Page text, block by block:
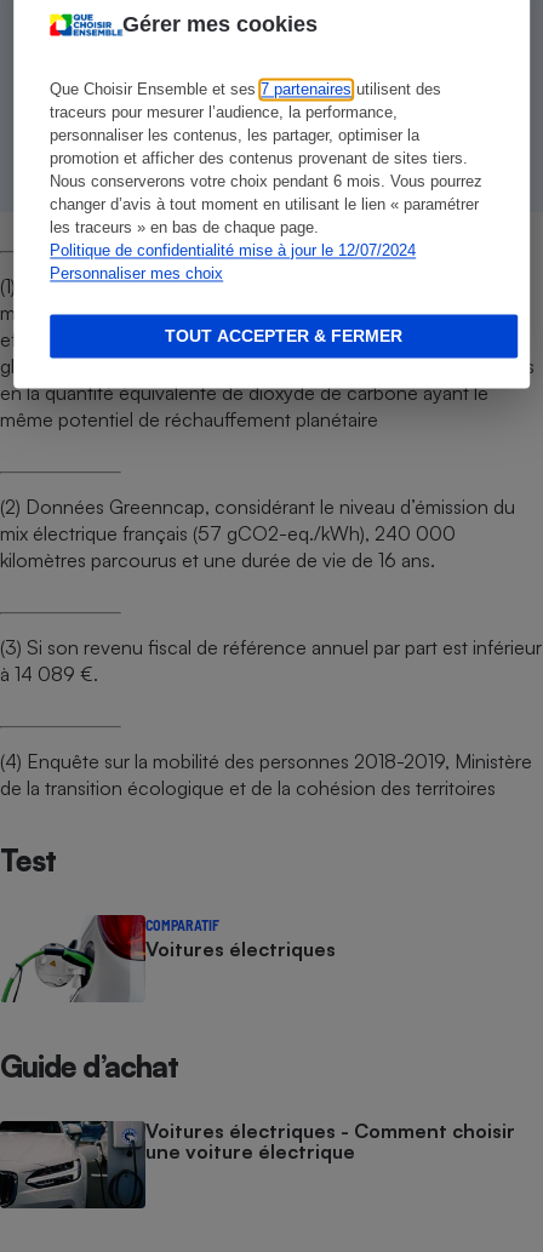
Gérer mes cookies
Que Choisir Ensemble et ses7 partenaires utilisent des
traceurs pour mesurer l’audience, la performance,
personnaliser les contenus, les partager, optimiser la
promotion et afficher des contenus provenant de sites tiers.
Nous conserverons votre choix pendant 6 mois. Vous pourrez
changer d’avis à tout moment en utilisant le lien « paramétrer
les traceurs » en bas de chaque page.
Politique de confidentialité mise à jour le 12/07/2024
Personnaliser mes choix
TOUT ACCEPTER & FERMER
VOITUREELECTRIQUE_14.06.23.pdf
Télécharger
(1) L'équivalent dioxyde de carbone (CO
métrique utilisée pour comparer les émissions de divers gaz à
effet de serre sur la base de leur potentiel de réchauffement
global (PRG), en convertissant les quantités des divers gaz émis
en la quantité équivalente de dioxyde de carbone ayant le
même potentiel de réchauffement planétaire
(2) Données Greenncap, considérant le niveau d’émission du
mix électrique français (57 gCO2-eq./kWh), 240 000
kilomètres parcourus et une durée de vie de 16 ans.
(3) Si son revenu fiscal de référence annuel par part est inférieur
à 14 089 €.
(4) Enquête sur la mobilité des personnes 2018-2019, Ministère
de la transition écologique et de la cohésion des territoires
Test
COMPARATIF
Voitures électriques
Guide d’achat
Voitures électriques - Comment choisir
une voiture électrique